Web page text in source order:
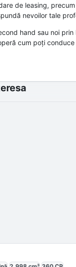
de leasing,
nevoilor tale
hand sau noi
cum poți